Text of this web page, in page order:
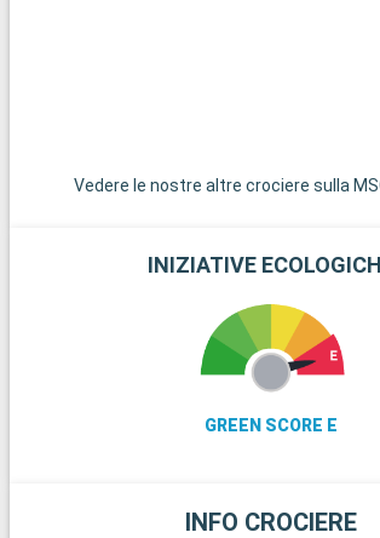
Vedere le nostre altre crociere sulla
INIZIATIVE
GREEN SCORE E
INFO CROCIERE